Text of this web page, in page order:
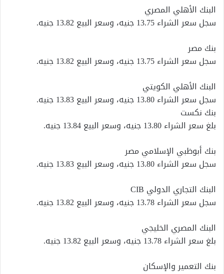
البنك الأهلي المصري
سجل سعر الشراء 13.75 جنيه، وسعر البيع 13.82 جنيه.
بنك مصر
سجل سعر الشراء 13.75 جنيه، وسعر البيع 13.82 جنيه.
البنك الأهلي الكويتي
سجل سعر الشراء 13.80 جنيه، وسعر البيع 13.83 جنيه.
بنك نكست
بلغ سعر الشراء 13.80 جنيه، وسعر البيع 13.84 جنيه.
بنك أبوظبي الإسلامي مصر
سجل سعر الشراء 13.80 جنيه، وسعر البيع 13.83 جنيه.
البنك التجاري الدولي CIB
سجل سعر الشراء 13.78 جنيه، وسعر البيع 13.82 جنيه.
البنك المصري الخليجي
بلغ سعر الشراء 13.78 جنيه، وسعر البيع 13.82 جنيه.
بنك التعمير والإسكان